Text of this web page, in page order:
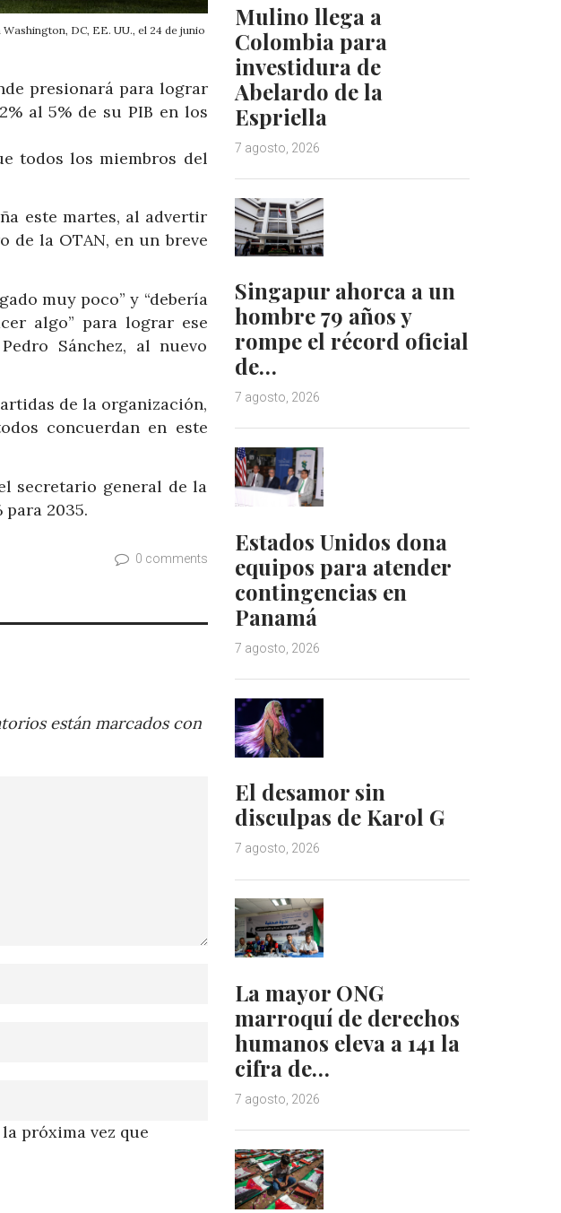
DC, EE. UU., el 24 de junio
presionará para lograr
al 5% de su PIB en los
todos los miembros del
este martes, al advertir
de la OTAN, en un breve
muy poco” y “debería
algo” para lograr ese
Sánchez, al nuevo
de la organización,
concuerdan en este
secretario general de la
2035.
0 comments
están marcados con
próxima vez que
Mulino llega a
Colombia para
investidura de
Abelardo de la
Espriella
7 agosto, 2026
Singapur ahorca a un
hombre 79 años y
rompe el récord oficial
de…
7 agosto, 2026
Estados Unidos dona
equipos para atender
contingencias en
Panamá
7 agosto, 2026
El desamor sin
disculpas de Karol G
7 agosto, 2026
La mayor ONG
marroquí de derechos
humanos eleva a 141 la
cifra de…
7 agosto, 2026